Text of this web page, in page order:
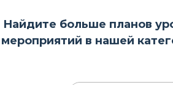
Найдите больше планов
мероприятий в нашей